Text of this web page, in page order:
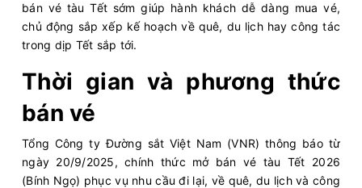
bán vé tàu Tết sớm giúp hành khách dễ dàng mua vé,
chủ động sắp xếp kế hoạch về quê, du lịch hay công tác
trong dịp Tết sắp tới.
Thời gian và phương thức
bán vé
Tổng Công ty Đường sắt Việt Nam (VNR) thông báo từ
ngày 20/9/2025, chính thức mở bán vé tàu Tết 2026
(Bính Ngọ) phục vụ nhu cầu đi lại, về quê, du lịch và công